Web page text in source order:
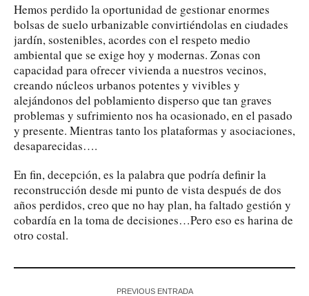
Hemos perdido la oportunidad de gestionar enormes
bolsas de suelo urbanizable convirtiéndolas en ciudades
jardín, sostenibles, acordes con el respeto medio
ambiental que se exige hoy y modernas. Zonas con
capacidad para ofrecer vivienda a nuestros vecinos,
creando núcleos urbanos potentes y vivibles y
alejándonos del poblamiento disperso que tan graves
problemas y sufrimiento nos ha ocasionado, en el pasado
y presente. Mientras tanto los plataformas y asociaciones,
desaparecidas….
En fin, decepción, es la palabra que podría definir la
reconstrucción desde mi punto de vista después de dos
años perdidos, creo que no hay plan, ha faltado gestión y
cobardía en la toma de decisiones…Pero eso es harina de
otro costal.
PREVIOUS ENTRADA